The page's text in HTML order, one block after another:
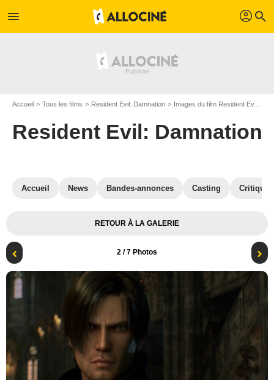
menu profil search
Accueil Tous les films Resident Evil: Damnation Images du film Resident Evil: Damnation
Resident Evil: Damnation
Accueil News Bandes-annonces Casting
RETOUR À LA GALERIE
2 / 7 Photos